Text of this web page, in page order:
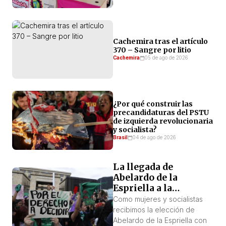
Cachemira tras el artículo
370 – Sangre por litio
Cachemira 05 de ago de 2026
¿Por qué construir las
precandidaturas del PSTU
de izquierda revolucionaria
y socialista?
Brasil 04 de ago de 2026
La llegada de
Abelardo de la
Espriella a la
presidencia: una
amenaza para las
mujeres y las
Como mujeres y socialistas
recibimos la elección de
Abelardo de la Espriella con